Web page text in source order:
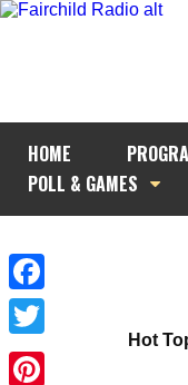
HOME
POLL & GAMES
Facebook
Twitter
Hot